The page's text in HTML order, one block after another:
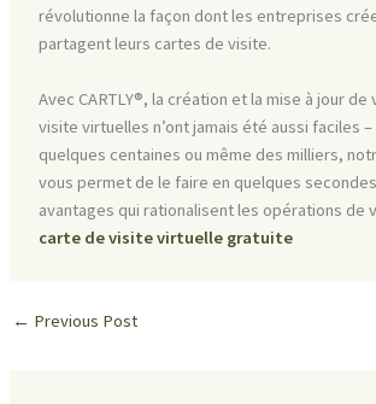
révolutionne la façon dont les entreprises
partagent leurs cartes de visite.
Avec CARTLY®, la création et la mise à jour
visite virtuelles n’ont jamais été aussi faciles
quelques centaines ou même des milliers,
vous permet de le faire en quelques
avantages qui rationalisent les opérations de
carte de visite virtuelle gratuite
← Previous Post